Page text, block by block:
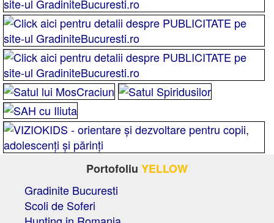
Portofoliu YELLOW
Gradinite Bucuresti
Scoli de Soferi